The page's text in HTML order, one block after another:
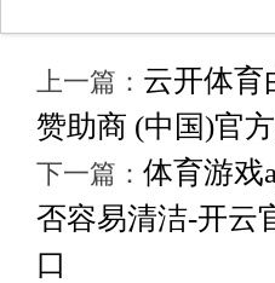
上一篇： 云开体育
赞助商 (中国)官
下一篇： 体育游戏
否容易清洁-开云
口